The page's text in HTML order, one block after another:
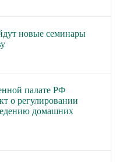
новые семинары
палате РФ
о регулировании
домашних